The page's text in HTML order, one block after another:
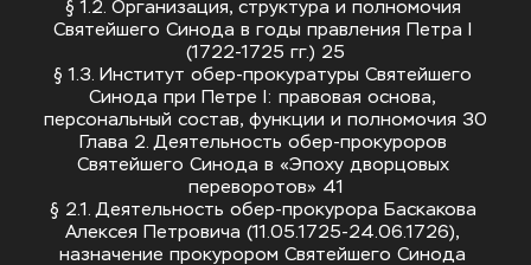
§ 1.2. Организация, структура и полномочия
Святейшего Синода в годы правления Петра I
(1722-1725 гг.) 25
§ 1.3. Институт обер-прокуратуры Святейшего
Синода при Петре I: правовая основа,
персональный состав, функции и полномочия 30
Глава 2. Деятельность обер-прокуроров
Святейшего Синода в «Эпоху дворцовых
переворотов» 41
§ 2.1. Деятельность обер-прокурора Баскакова
Алексея Петровича (11.05.1725-24.06.1726),
назначение прокурором Святейшего Синода